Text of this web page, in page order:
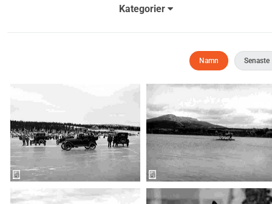
Kategorier
Namn Senaste